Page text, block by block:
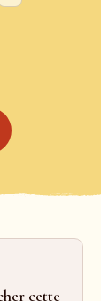
cette